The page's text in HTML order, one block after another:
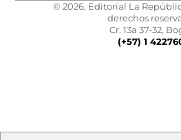
© 2026, Editorial La
derechos
Cr. 13a 37-32,
(+57) 1